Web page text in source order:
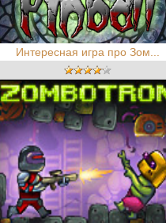
Интересная игра про Зом...